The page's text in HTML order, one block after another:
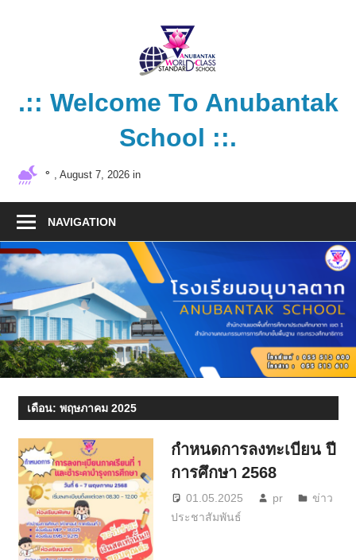
.:: Welcome To Anubantak
School ::.
โรงเรียน
สากล
° , August 7, 2026 in
NAVIGATION
เดือน: พฤษภาคม 2025
กำหนดการลงทะเบียน ปี
การศึกษา 2568
01.05.2025 pr
ข่าว
ประชาสัมพันธ์